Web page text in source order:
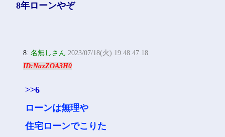
8年ローンやぞ
8:名無しさん 2023/07/18(火) 19:48:47.18
ID:NaxZOA3H0
>>6
ローンは無理や
住宅ローンでこりた